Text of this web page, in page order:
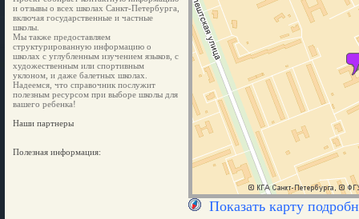
и отзывы о всех школах Санкт-Петербурга,
включая государственные и частные
школы.
Мы также предоставляем
структурированную информацию о
школах с углубленным изучением языков, с
художественным или спортивным
уклоном, и даже балетных школах.
Надеемся, что справочник послужит
полезным ресурсом при выборе школы для
вашего ребенка!
Наши партнеры
Полезная информация:
Показать карту